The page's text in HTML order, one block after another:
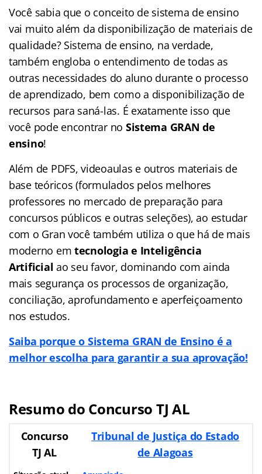
Você sabia que o conceito de sistema de ensino
vai muito além da disponibilização de materiais de
qualidade? Sistema de ensino, na verdade,
também engloba o entendimento de todas as
outras necessidades do aluno durante o processo
de aprendizado, bem como a disponibilização de
recursos para saná-las. É exatamente isso que
você pode encontrar no Sistema GRAN de
ensino!
Além de PDFS, videoaulas e outros materiais de
base teóricos (formulados pelos melhores
professores no mercado de preparação para
concursos públicos e outras seleções), ao estudar
com o Gran você também utiliza o que há de mais
moderno emtecnologia e Inteligência
Artificial ao seu favor, dominando com ainda
mais segurança os processos de organização,
conciliação, aprofundamento e aperfeiçoamento
nos estudos.
Saiba porque o Sistema GRAN de Ensino é a
melhor escolha para garantir a sua aprovação!
Resumo do Concurso TJ AL
Concurso
TJ AL
Tribunal de Justiça do Estado
de Alagoas